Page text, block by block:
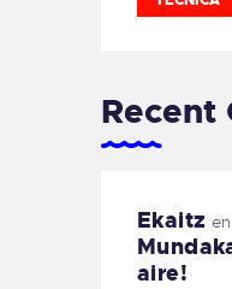
Recent
Ekaitz en
aire!